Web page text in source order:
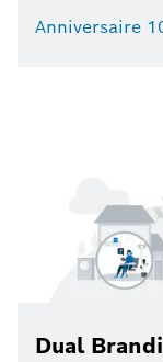
Anniversaire
Dual